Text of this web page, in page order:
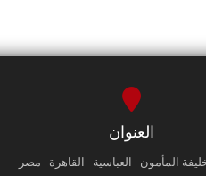
العنوان
المأمون - العباسية - القاهرة - مصر